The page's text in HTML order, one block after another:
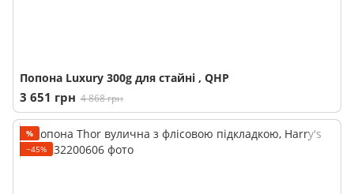
Попона Luxury 300g для стайні , QHP
3 651 грн 4 868 грн
%
−45%